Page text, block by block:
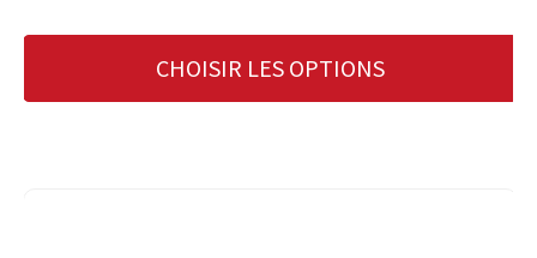
CHOISIR LES OPTIONS